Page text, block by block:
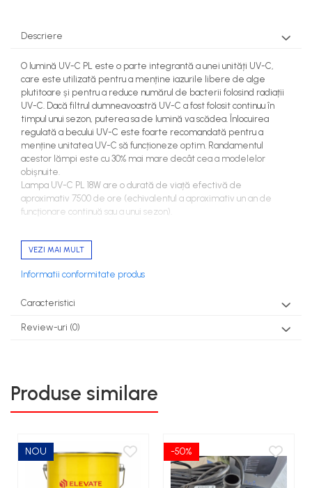
Descriere
O lumină UV-C PL este o parte integrantă a unei unități UV-C,
care este utilizată pentru a menține iazurile libere de alge
plutitoare și pentru a reduce numărul de bacterii folosind radiații
UV-C. Dacă filtrul dumneavoastră UV-C a fost folosit continuu în
timpul unui sezon, puterea sa de lumină va scădea. Înlocuirea
regulată a becului UV-C este foarte recomandată pentru a
menține unitatea UV-C să funcționeze optim. Randamentul
acestor lămpi este cu 30% mai mare decât cea a modelelor
obișnuite.
Lampa UV-C PL 18W are o durată de viață efectivă de
aproximativ 7500 de ore (echivalentul a aproximativ un an de
funcţionare continuă sau a unui sezon).
Notă:Rețineți că radiațiile ultraviolete sunt foarte periculoase
pentru ochi și piele. Opriți întotdeauna sursa de alimentare
VEZI MAI MULT
Informatii conformitate produs
Caracteristici
Review-uri (0)
Produse similare
NOU -50%